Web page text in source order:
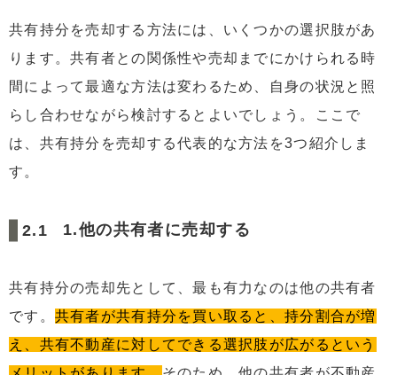
共有持分を売却する方法には、いくつかの選択肢があ
ります。共有者との関係性や売却までにかけられる時
間によって最適な方法は変わるため、自身の状況と照
らし合わせながら検討するとよいでしょう。ここで
は、共有持分を売却する代表的な方法を3つ紹介しま
す。
1.他の共有者に売却する
共有持分の売却先として、最も有力なのは他の共有者
です。 共有者が共有持分を買い取ると、持分割合が増
え、共有不動産に対してできる選択肢が広がるという